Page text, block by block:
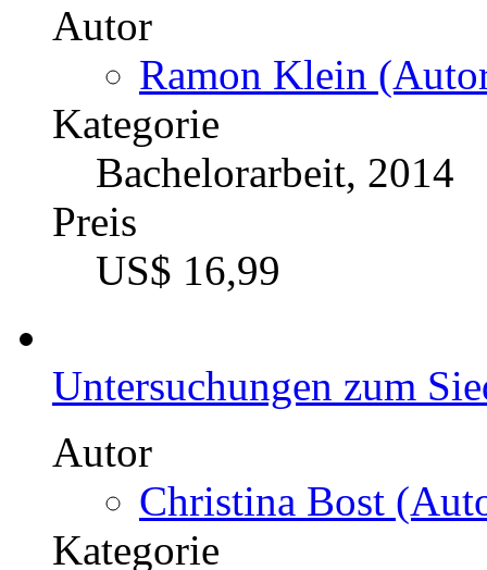
Autor
Ramon Klein
Kategorie
Bachelorarbeit, 2014
Preis
US$ 16,99
Untersuchungen zum
Autor
Christina Bost
Kategorie